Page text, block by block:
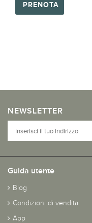
PRENOTA
NEWSLETTER
Guida utente
Blog
Condizioni di vendita
App